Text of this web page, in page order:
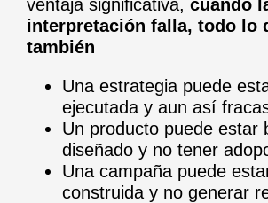
ventaja significativa, cuando
interpretación falla, todo lo
también
Una estrategia puede
ejecutada y aun así
Un producto puede estar
diseñado y no tener
Una campaña puede
construida y no generar